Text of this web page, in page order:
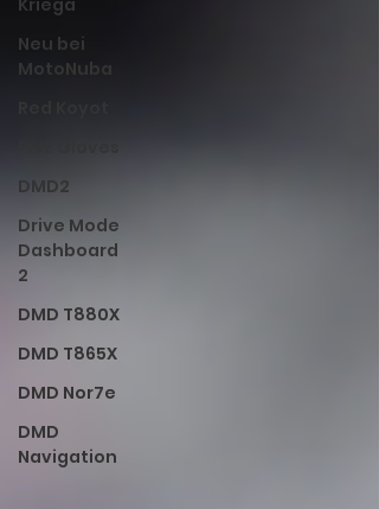
Neu bei
MotoNuba
DMD2
Drive Mode
Dashboard
2
DMD T880X
DMD T865X
DMD Nor7e
DMD
Navigation